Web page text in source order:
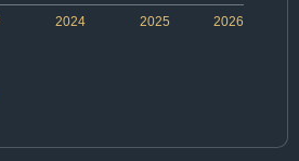
2024 2026
2025